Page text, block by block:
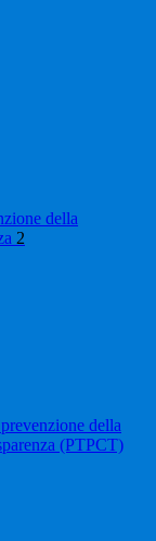
della
2
della
(PTPCT)